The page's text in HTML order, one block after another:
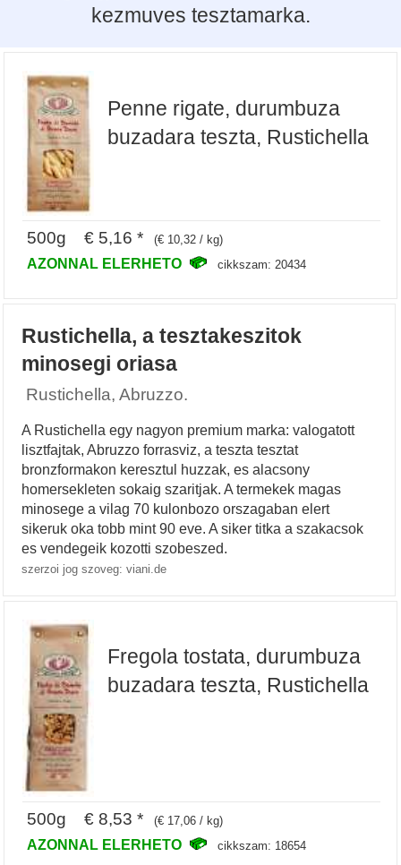
kezmuves tesztamarka.
Penne rigate, durumbuza
buzadara teszta, Rustichella
500g € 5,16 * (€ 10,32 / kg)
AZONNAL ELERHETO cikkszam: 20434
Rustichella, a tesztakeszitok
minosegi oriasa
Rustichella, Abruzzo.
A Rustichella egy nagyon premium marka: valogatott
lisztfajtak, Abruzzo forrasviz, a teszta tesztat
bronzformakon keresztul huzzak, es alacsony
homersekleten sokaig szaritjak. A termekek magas
minosege a vilag 70 kulonbozo orszagaban elert
sikeruk oka tobb mint 90 eve. A siker titka a szakacsok
es vendegeik kozotti szobeszed.
szerzoi jog szoveg: viani.de
Fregola tostata, durumbuza
buzadara teszta, Rustichella
500g € 8,53 * (€ 17,06 / kg)
AZONNAL ELERHETO cikkszam: 18654